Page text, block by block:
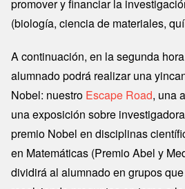
promover y financiar la
(biología, ciencia de materiales,
A continuación, en la segunda
alumnado podrá realizar una
Nobel: nuestro Escape Road, una
una exposición sobre
premio Nobel en disciplinas
en Matemáticas (Premio Abel y
dividirá al alumnado en grupos